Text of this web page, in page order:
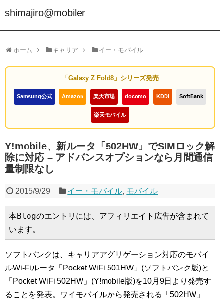
shimajiro@mobiler
ホーム キャリア イー・モバイル
「Galaxy Z Fold8」シリーズ発売
Samsung公式 Amazon 楽天市場 docomo KDDI SoftBank
楽天モバイル
Y!mobile、新ルータ「502HW」でSIMロック解
除に対応 – アドバンスオプションなら月間通信
量制限なし
2015/9/29 イー・モバイル, モバイル
本Blogのエントリには、アフィリエイト広告が含まれて
います。
ソフトバンクは、キャリアアグリゲーション対応のモバイ
ルWi-Fiルータ「Pocket WiFi 501HW」(ソフトバンク版)と
「Pocket WiFi 502HW」(Y!mobile版)を10月9日より発売す
ることを発表。ワイモバイルから発売される「502HW」